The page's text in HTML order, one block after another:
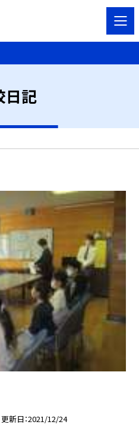
日記
更新日 2021/12/24